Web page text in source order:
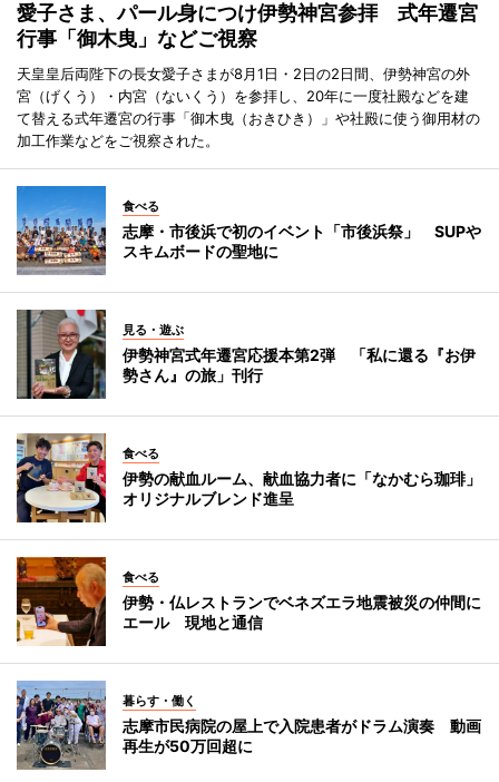
愛子さま、パール身につけ伊勢神宮参拝 式年遷宮
行事「御木曳」などご視察
天皇皇后両陛下の長女愛子さまが8月1日・2日の2日間、伊勢神宮の外
宮（げくう）・内宮（ないくう）を参拝し、20年に一度社殿などを建
て替える式年遷宮の行事「御木曳（おきひき）」や社殿に使う御用材の
加工作業などをご視察された。
食べる
志摩・市後浜で初のイベント「市後浜祭」 SUPや
スキムボードの聖地に
見る・遊ぶ
伊勢神宮式年遷宮応援本第2弾 「私に還る『お伊
勢さん』の旅」刊行
食べる
伊勢の献血ルーム、献血協力者に「なかむら珈琲」
オリジナルブレンド進呈
食べる
伊勢・仏レストランでベネズエラ地震被災の仲間に
エール 現地と通信
暮らす・働く
志摩市民病院の屋上で入院患者がドラム演奏 動画
再生が50万回超に